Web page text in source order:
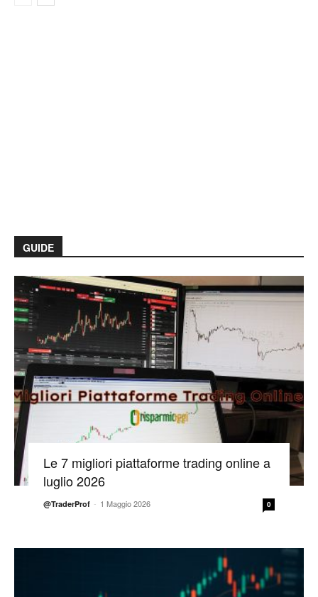
GUIDE
Le 7 migliori piattaforme trading online a
luglio 2026
@TraderProf - 1 Maggio 2026 0